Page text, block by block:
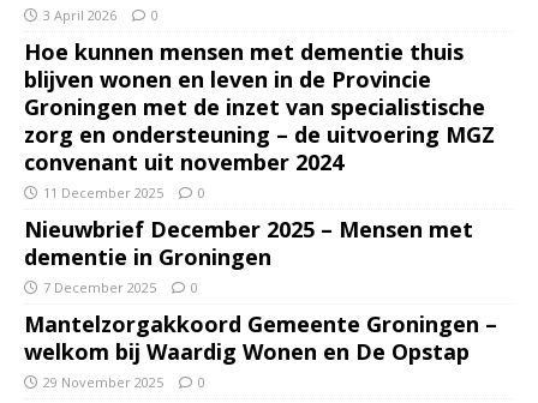
3 April 2026 0
Hoe kunnen mensen met dementie thuis
blijven wonen en leven in de Provincie
Groningen met de inzet van specialistische
zorg en ondersteuning – de uitvoering MGZ
convenant uit november 2024
11 December 2025 0
Nieuwbrief December 2025 – Mensen met
dementie in Groningen
7 December 2025 0
Mantelzorgakkoord Gemeente Groningen –
welkom bij Waardig Wonen en De Opstap
29 November 2025 0